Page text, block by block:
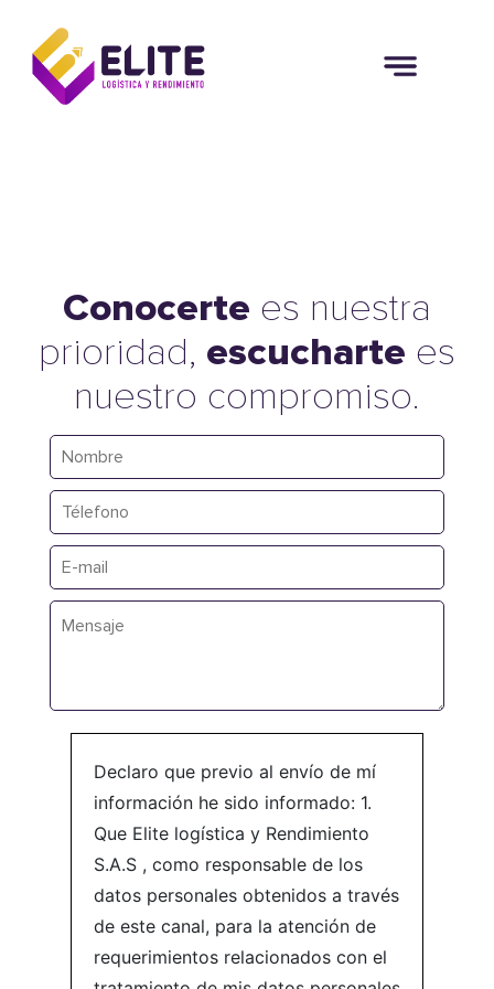
Conocerte es nuestra
prioridad, escucharte es
nuestro compromiso.
Declaro que previo al envío de mí
información he sido informado: 1.
Que Elite logística y Rendimiento
S.A.S , como responsable de los
datos personales obtenidos a través
de este canal, para la atención de
requerimientos relacionados con el